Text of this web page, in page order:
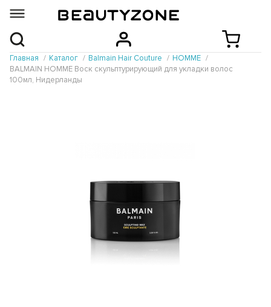
Главная Каталог Balmain Hair Couture
HOMME
BALMAIN HOMME Воск скульптурирующий для укладки волос
100мл, Нидерланды